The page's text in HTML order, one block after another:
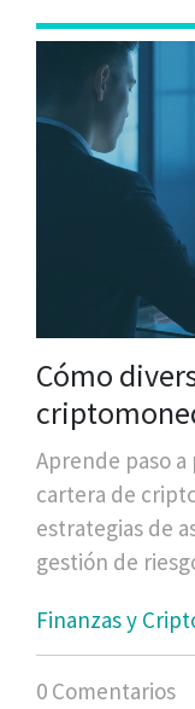
Cómo
Aprende paso
cartera de
estrategias de
gestión de
Finanzas y
0 Comentarios